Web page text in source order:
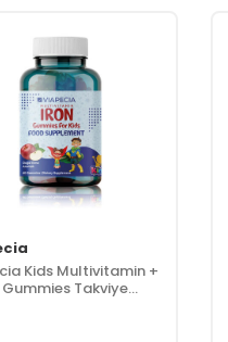
Kids Multivitamin +
Gummies Takviye